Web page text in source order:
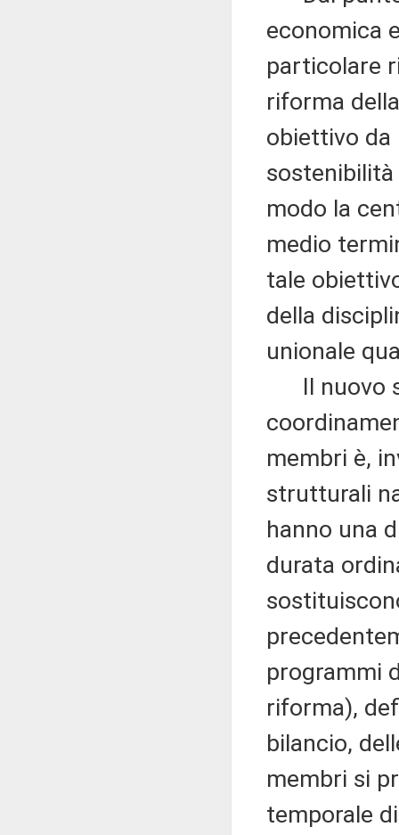
economica
particolare
riforma
obiettivo da
modo la
medio
tale
della
unionale
Il nuovo
membri è,
strutturali
hanno una
durata
programmi
riforma),
bilancio,
membri si
temporale